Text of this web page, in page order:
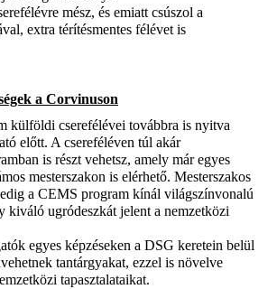
mész, és emiatt csúszol a
extra térítésmentes félévet is
a Corvinuson
külföldi cserefélévei továbbra is nyitva
előtt. A csereféléven túl akár
is részt vehetsz, amely már egyes
mesterszakon is elérhető. Mesterszakos
a CEMS program kínál világszínvonalú
kiváló ugródeszkát jelent a nemzetközi
egyes képzéseken a DSG keretein belül
tantárgyakat, ezzel is növelve
tapasztalataikat.